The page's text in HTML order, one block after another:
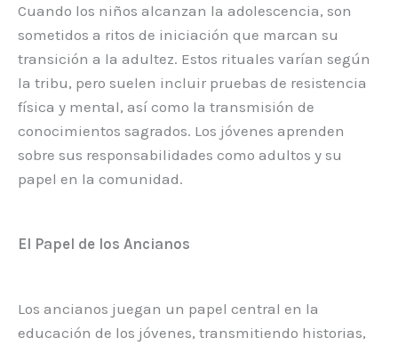
Cuando los niños alcanzan la adolescencia, son
sometidos a ritos de iniciación que marcan su
transición a la adultez. Estos rituales varían según
la tribu, pero suelen incluir pruebas de resistencia
física y mental, así como la transmisión de
conocimientos sagrados. Los jóvenes aprenden
sobre sus responsabilidades como adultos y su
papel en la comunidad.
El Papel de los Ancianos
Los ancianos juegan un papel central en la
educación de los jóvenes, transmitiendo historias,